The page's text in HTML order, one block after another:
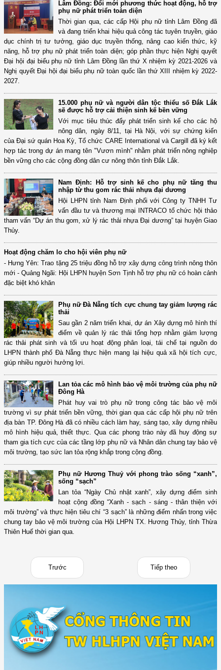
Lâm Đồng: Đổi mới phương thức hoạt động, hỗ trợ
phụ nữ phát triển toàn diện
Thời gian qua, các cấp Hội phụ nữ tỉnh Lâm Đồng đã
và đang triển khai hiệu quả công tác tuyên truyền, giáo
dục chính trị tư tưởng, giáo dục truyền thống, nâng cao kiến thức, kỹ
năng, hỗ trợ phụ nữ phát triển toàn diện; góp phần thực hiện Nghị quyết
Đại hội đại biểu phụ nữ tỉnh Lâm Đồng lần thứ X nhiệm kỳ 2021-2026 và
Nghị quyết Đại hội đại biểu phụ nữ toàn quốc lần thứ XIII nhiệm kỳ 2022-
2027.
15.000 phụ nữ và người dân tộc thiểu số Đắk Lắk
sẽ được hỗ trợ cải thiện sinh kế bền vững
Với mục tiêu thúc đẩy phát triển sinh kế cho các hộ
nông dân, ngày 8/11, tại Hà Nội, với sự chứng kiến
của Đại sứ quán Hoa Kỳ, Tổ chức CARE International và Cargill đã ký kết
hợp tác trong dự án mang tên "Vươn mình" nhằm phát triển nông nghiệp
bền vững cho các cộng đồng dân cư nông thôn tỉnh Đắk Lắk.
Nam Định: Hỗ trợ sinh kế cho phụ nữ tăng thu
nhập từ thu gom rác thải nhựa đại dương
Hội LHPN tỉnh Nam Định phối với Công ty TNHH Tư
vấn đầu tư và thương mại INTRACO tổ chức hội thảo
tham vấn “Dự án thu gom, xử lý rác thải nhựa Đại dương” tại huyện Giao
Thủy.
Hoạt động chăm lo cho hội viên phụ nữ
- Hưng Yên: Trao tặng 25 triệu đồng hỗ trợ xây dựng công trình nông thôn
mới - Quảng Ngãi: Hội LHPN huyện Sơn Tịnh hỗ trợ phụ nữ có hoàn cảnh
đặc biệt khó khăn
Phụ nữ Đà Nẵng tích cực chung tay giảm lượng rác
thải
Sau gần 2 năm triển khai, dự án Xây dựng mô hình thí
điểm về quản lý rác thải tổng hợp nhằm giảm lượng
rác thải phát sinh và tối ưu hoạt động phân loại, tái chế tại nguồn do
LHPN thành phố Đà Nẵng thực hiện mang lại hiệu quả xã hội tích cực,
giúp nhiều người hưởng lợi.
Lan tỏa các mô hình bảo vệ môi trường của phụ nữ
Đông Hà
Phát huy vai trò phụ nữ trong công tác bảo vệ môi
trường vì sự phát triển bền vững, thời gian qua các cấp hội phụ nữ trên
địa bàn TP. Đông Hà đã có nhiều cách làm hay, sáng tạo, xây dựng nhiều
mô hình hiệu quả, thiết thực. Qua các phong trào này đã huy động sự
tham gia tích cực của các tầng lớp phụ nữ và Nhân dân chung tay bảo vệ
môi trường, tạo sức lan tỏa rộng khắp trong cộng đồng.
Phụ nữ Hương Thuỷ với phong trào sống “xanh”,
sống “sạch”
Lan tỏa “Ngày Chủ nhật xanh”, xây dựng điểm sinh
hoạt cộng đồng “Xanh - sạch - sáng - thân thiện với
môi trường” và thực hiện tiêu chí “3 sạch” là những điểm nhấn trong việc
chung tay bảo vệ môi trường của Hội LHPN TX. Hương Thủy, tỉnh Thừa
Thiên Huế thời gian qua.
Trước Tiếp theo